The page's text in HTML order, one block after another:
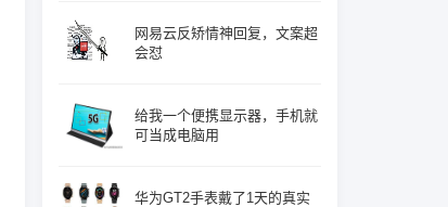
网易云反矫情神回复，文案超
会怼
给我一个便携显示器，手机就
可当成电脑用
华为GT2手表戴了1天的真实